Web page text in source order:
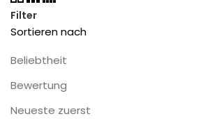
Filter
Sortieren nach
Beliebtheit
Bewertung
Neueste zuerst